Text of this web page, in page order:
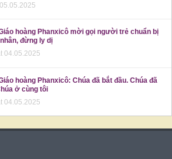
hoàng Phanxicô mời gọi người trẻ chuẩn bị
đừng ly dị
04.05.2025
hoàng Phanxicô: Chúa đã bắt đầu. Chúa đã
ở cùng tôi
04.05.2025